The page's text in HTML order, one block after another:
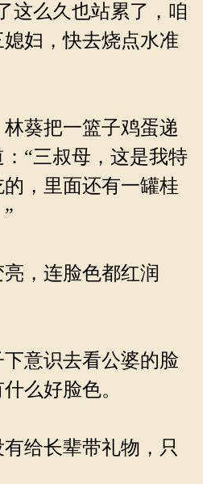
这么久也站累了，咱
妇，快去烧点水准
葵把一篮子鸡蛋递
“三叔母，这是我特
，里面还有一罐桂
，连脸色都红润
意识去看公婆的脸
么好脸色。
给长辈带礼物，只